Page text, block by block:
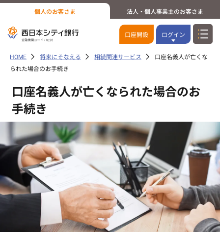
個人のお客さま 法人・個人事業主のお客さま
口座開設 ログイン
HOME 将来にそなえる 相続関連サービス
口座名義人が亡くな
られた場合のお手続き
口座名義人が亡くなられた場合のお
手続き